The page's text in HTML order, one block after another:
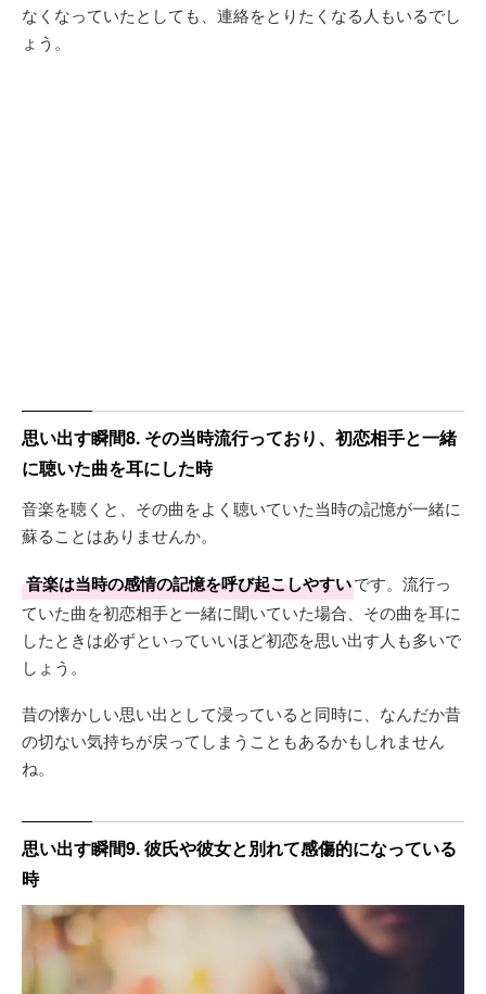
なくなっていたとしても、連絡をとりたくなる人もいるでし
ょう。
思い出す瞬間8. その当時流行っており、初恋相手と一緒
に聴いた曲を耳にした時
音楽を聴くと、その曲をよく聴いていた当時の記憶が一緒に
蘇ることはありませんか。
音楽は当時の感情の記憶を呼び起こしやすいです。流行っ
ていた曲を初恋相手と一緒に聞いていた場合、その曲を耳に
したときは必ずといっていいほど初恋を思い出す人も多いで
しょう。
昔の懐かしい思い出として浸っていると同時に、なんだか昔
の切ない気持ちが戻ってしまうこともあるかもしれません
ね。
思い出す瞬間9. 彼氏や彼女と別れて感傷的になっている
時